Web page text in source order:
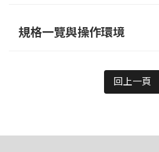
規格一覽與操作環境
回上一頁